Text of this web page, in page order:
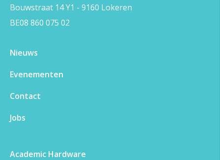
Bouwstraat 14 Y1 - 9160 Lokeren
BE08 860 075 02
Nieuws
Evenementen​
Contact
Jobs
Academic Hardware